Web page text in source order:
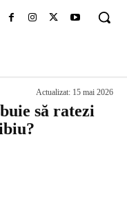
Actualizat: 15 mai 2026
să ratezi